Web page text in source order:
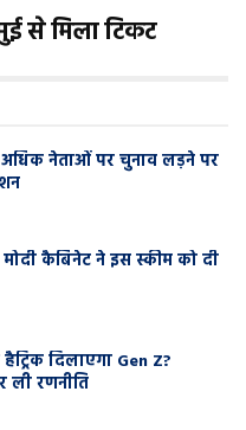
से मिला टिकट
नेताओं पर चुनाव लड़ने पर
कैबिनेट ने इस स्कीम को दी
दिलाएगा Gen Z?
ली रणनीति